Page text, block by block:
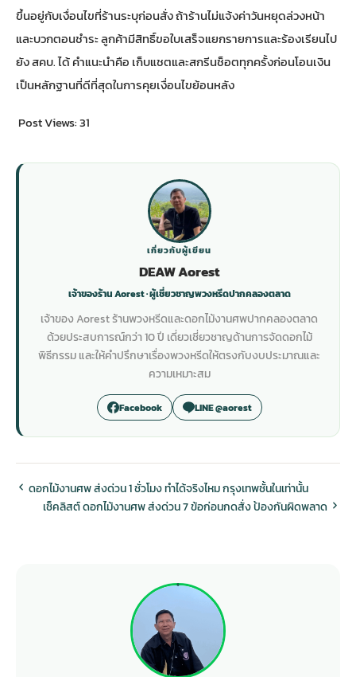
ขึ้นอยู่กับเงื่อนไขที่ร้านระบุก่อนสั่ง ถ้าร้านไม่แจ้งค่าวันหยุดล่วงหน้า
และบวกตอนชำระ ลูกค้ามีสิทธิ์ขอใบเสร็จแยกรายการและร้องเรียนไป
ยัง สคบ. ได้ คำแนะนำคือ เก็บแชตและสกรีนช็อตทุกครั้งก่อนโอนเงิน
เป็นหลักฐานที่ดีที่สุดในการคุยเงื่อนไขย้อนหลัง
Post Views:31
เกี่ยวกับผู้เขียน
DEAW Aorest
เจ้าของร้าน Aorest · ผู้เชี่ยวชาญพวงหรีดปากคลองตลาด
เจ้าของ Aorest ร้านพวงหรีดและดอกไม้งานศพปากคลองตลาด
ด้วยประสบการณ์กว่า 10 ปี เดี่ยวเชี่ยวชาญด้านการจัดดอกไม้
พิธีกรรม และให้คำปรึกษาเรื่องพวงหรีดให้ตรงกับงบประมาณและ
ความเหมาะสม
Facebook LINE @aorest
ดอกไม้งานศพ ส่งด่วน 1 ชั่วโมง ทำได้จริงไหม กรุงเทพชั้นในเท่านั้น
เช็คลิสต์ ดอกไม้งานศพ ส่งด่วน 7 ข้อก่อนกดสั่ง ป้องกันผิดพลาด